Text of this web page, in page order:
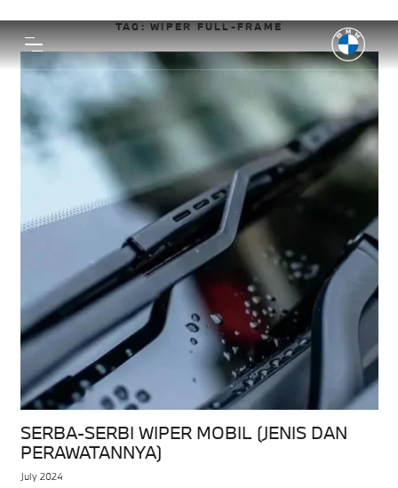
TAG:WIPER FULL-FRAME
SERBA-SERBI WIPER MOBIL (JENIS DAN
PERAWATANNYA)
July 2024